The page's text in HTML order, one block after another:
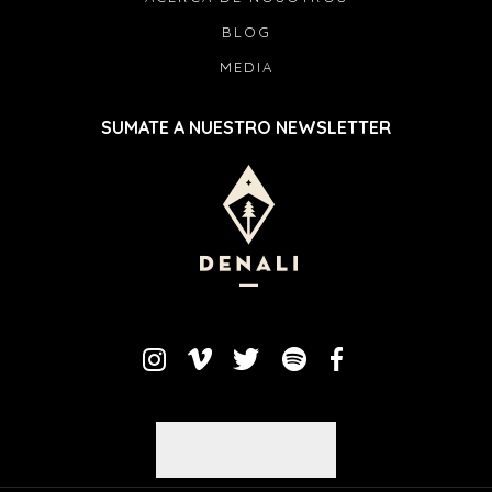
BLOG
MEDIA
SUMATE A NUESTRO NEWSLETTER